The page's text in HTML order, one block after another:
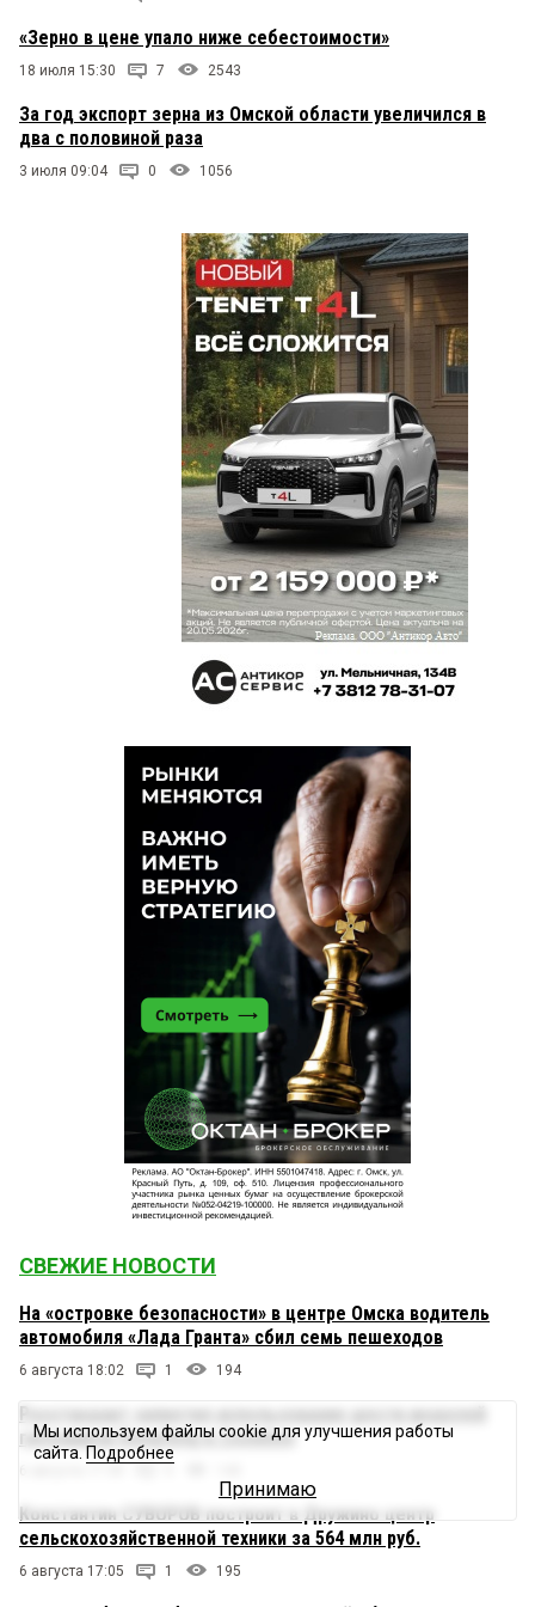
разными упаковками.
Далек этот человек от реальности. При чем тут
Фадина и дороги?? Дороги стали лучше, так как
деньги пришли из Москвы в честь юбилея
3 ноября 2018 в 23:24:
Правильная статья, любой хлебопёк подпишется.
3 ноября 2018 в 17:29:
В идеале у нас и зарплаты должны быть в два
раза больше (минимум)!
3 ноября 2018 в 12:28:
Очень познавательная, интересная статья. Жаль,
конечно, что даже богатые бизнесмены имеют
черты омских нытиков. Нытье — это чисто омская
черта, другие люди просто в шоке от этого,
обычно нытье считается признак слабости. Но в
омске признак практически любого селовека,
хотябы не так сильно ноет и ценит труд и
уважает свою продукцию, держит ее на
нет, потому что все деньги вкладываются в
расширение производства. Уверена, что они
обязательно вернутся и этот труд не будет
«Зерно в цене упало ниже себестоимости»
18 июля 15:30 7 2543
За год экспорт зерна из Омской области увеличился в
два с половиной раза
3 июля 09:04 0 1056
СВЕЖИЕ НОВОСТИ
На «островке безопасности» в центре Омска водитель
автомобиля «Лада Гранта» сбил семь пешеходов
6 августа 18:02 1 194
Росстандарт запретил использование шести моделей
грузовиков Dongfeng и Zoomlion
Константин СУВОРОВ построит в Дружино центр
сельскохозяйственной техники за 564 млн руб.
6 августа 17:05 1 195
Мы используем файлы cookie для улучшения работы
сайта. Подробнее
Принимаю